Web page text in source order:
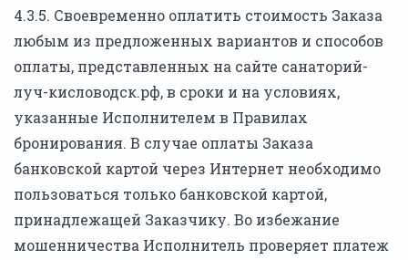
4.3.5. Своевременно оплатить стоимость Заказа
любым из предложенных вариантов и способов
оплаты, представленных на сайте санаторий-
луч-кисловодск.рф, в сроки и на условиях,
указанные Исполнителем в Правилах
бронирования. В случае оплаты Заказа
банковской картой через Интернет необходимо
пользоваться только банковской картой,
принадлежащей Заказчику. Во избежание
мошенничества Исполнитель проверяет платеж